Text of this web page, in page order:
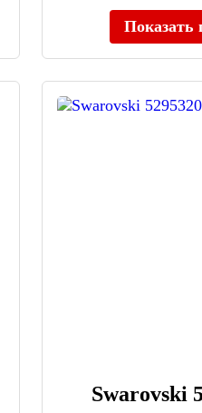
Показать
Swarovski